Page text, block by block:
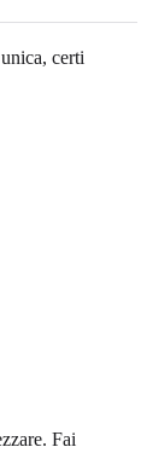
certi
Fai